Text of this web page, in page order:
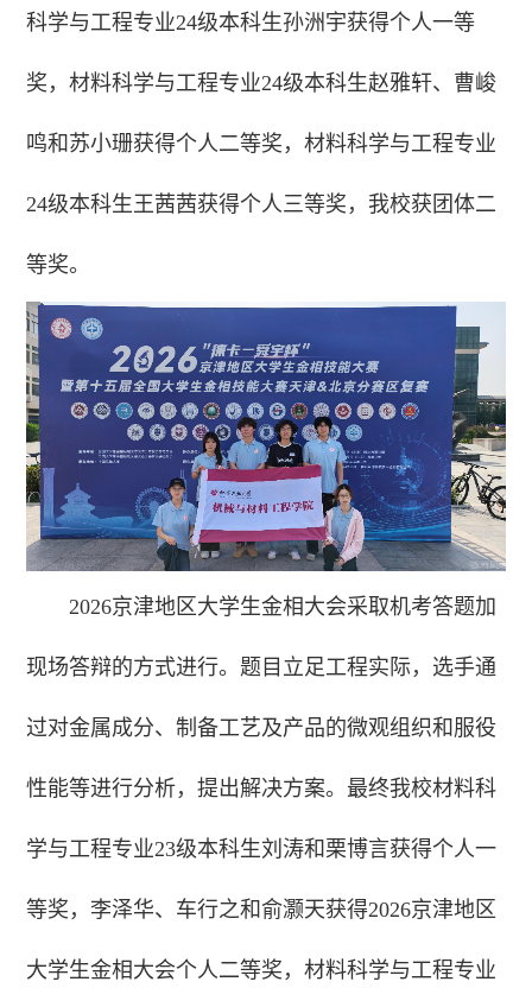
科学与工程专业24级本科生孙洲宇获得个人一等
奖，材料科学与工程专业24级本科生赵雅轩、曹峻
鸣和苏小珊获得个人二等奖，材料科学与工程专业
24级本科生王茜茜获得个人三等奖，我校获团体二
等奖。
2026京津地区大学生金相大会采取机考答题加
现场答辩的方式进行。题目立足工程实际，选手通
过对金属成分、制备工艺及产品的微观组织和服役
性能等进行分析，提出解决方案。最终我校材料科
学与工程专业23级本科生刘涛和栗博言获得个人一
等奖，李泽华、车行之和俞灏天获得2026京津地区
大学生金相大会个人二等奖，材料科学与工程专业